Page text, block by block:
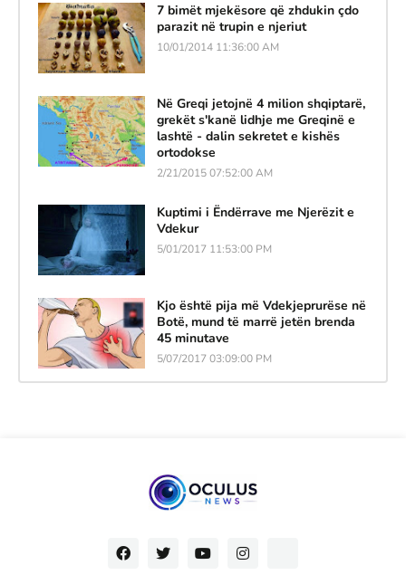
7 bimët mjekësore që zhdukin çdo
parazit në trupin e njeriut
10/01/2014 11:36:00 AM
Në Greqi jetojnë 4 milion shqiptarë,
grekët s'kanë lidhje me Greqinë e
lashtë - dalin sekretet e kishës
ortodokse
2/21/2015 07:52:00 AM
Kuptimi i Ëndërrave me Njerëzit e
Vdekur
5/01/2017 11:53:00 PM
Kjo është pija më Vdekjeprurëse në
Botë, mund të marrë jetën brenda
45 minutave
5/07/2017 03:09:00 PM